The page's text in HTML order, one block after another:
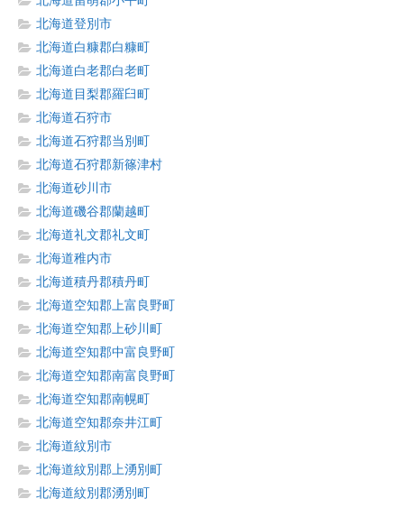
北海道登別市
北海道白糠郡白糠町
北海道白老郡白老町
北海道目梨郡羅臼町
北海道石狩市
北海道石狩郡当別町
北海道石狩郡新篠津村
北海道砂川市
北海道磯谷郡蘭越町
北海道礼文郡礼文町
北海道稚内市
北海道積丹郡積丹町
北海道空知郡上富良野町
北海道空知郡上砂川町
北海道空知郡中富良野町
北海道空知郡南富良野町
北海道空知郡南幌町
北海道空知郡奈井江町
北海道紋別市
北海道紋別郡上湧別町
北海道紋別郡湧別町